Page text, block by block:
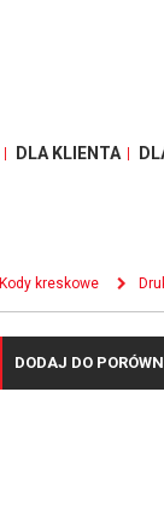
DLA KLIENTA
Kody kreskowe
DODAJ DO